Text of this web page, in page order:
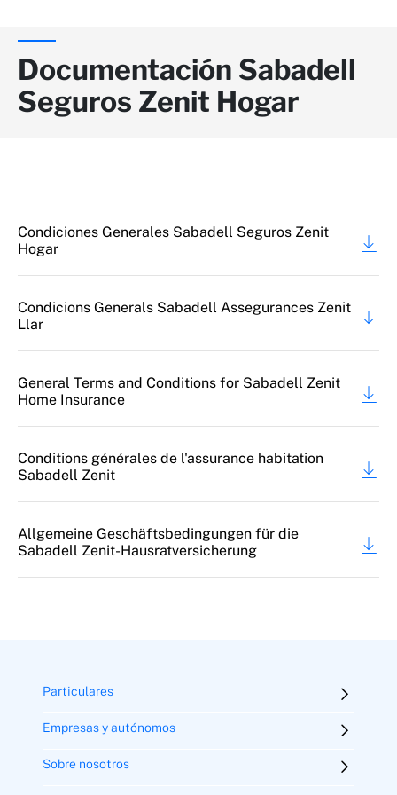
Documentación Sabadell
Seguros Zenit Hogar
Condiciones Generales Sabadell Seguros Zenit
Hogar
Condicions Generals Sabadell Assegurances Zenit
Llar
General Terms and Conditions for Sabadell Zenit
Home Insurance
Conditions générales de l'assurance habitation
Sabadell Zenit
Allgemeine Geschäftsbedingungen für die
Sabadell Zenit-Hausratversicherung
Particulares
Empresas y autónomos
Sobre nosotros